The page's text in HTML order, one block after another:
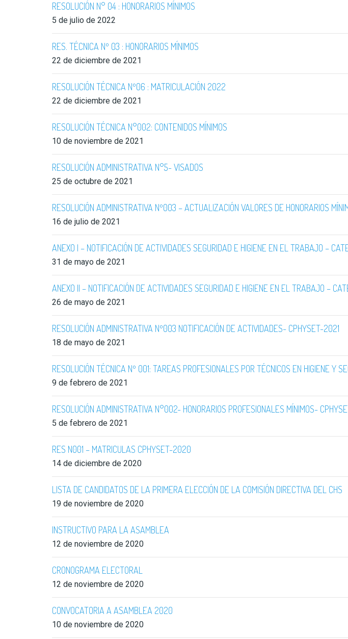
RESOLUCIÓN N° 04 : HONORARIOS MÍNIMOS
5 de julio de 2022
RES. TÉCNICA Nº 03 : HONORARIOS MÍNIMOS
22 de diciembre de 2021
RESOLUCIÓN TÉCNICA Nº06 : MATRICULACIÓN 2022
22 de diciembre de 2021
RESOLUCIÓN TÉCNICA N°002: CONTENIDOS MÍNIMOS
10 de noviembre de 2021
RESOLUCIÓN ADMINISTRATIVA N°5- VISADOS
25 de octubre de 2021
RESOLUCIÓN ADMINISTRATIVA Nº003 – ACTUALIZACIÓN VALORES DE HONORARIOS
16 de julio de 2021
ANEXO I – NOTIFICACIÓN DE ACTIVIDADES SEGURIDAD E HIGIENE EN EL TRABAJO –
31 de mayo de 2021
ANEXO II – NOTIFICACIÓN DE ACTIVIDADES SEGURIDAD E HIGIENE EN EL TRABAJO –
26 de mayo de 2021
RESOLUCIÓN ADMINISTRATIVA Nº003 NOTIFICACIÓN DE ACTIVIDADES- CPHYSET-2021
18 de mayo de 2021
RESOLUCIÓN TÉCNICA Nº 001: TAREAS PROFESIONALES POR TÉCNICOS EN HIGIENE Y
9 de febrero de 2021
RESOLUCIÓN ADMINISTRATIVA N°002- HONORARIOS PROFESIONALES MÍNIMOS-
5 de febrero de 2021
RES N001 – MATRICULAS CPHYSET-2020
14 de diciembre de 2020
LISTA DE CANDIDATOS DE LA PRIMERA ELECCIÓN DE LA COMISIÓN DIRECTIVA DEL CHS
19 de noviembre de 2020
INSTRUCTIVO PARA LA ASAMBLEA
12 de noviembre de 2020
CRONOGRAMA ELECTORAL
12 de noviembre de 2020
CONVOCATORIA A ASAMBLEA 2020
10 de noviembre de 2020